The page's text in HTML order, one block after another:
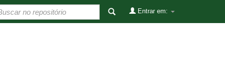
Entrar em: